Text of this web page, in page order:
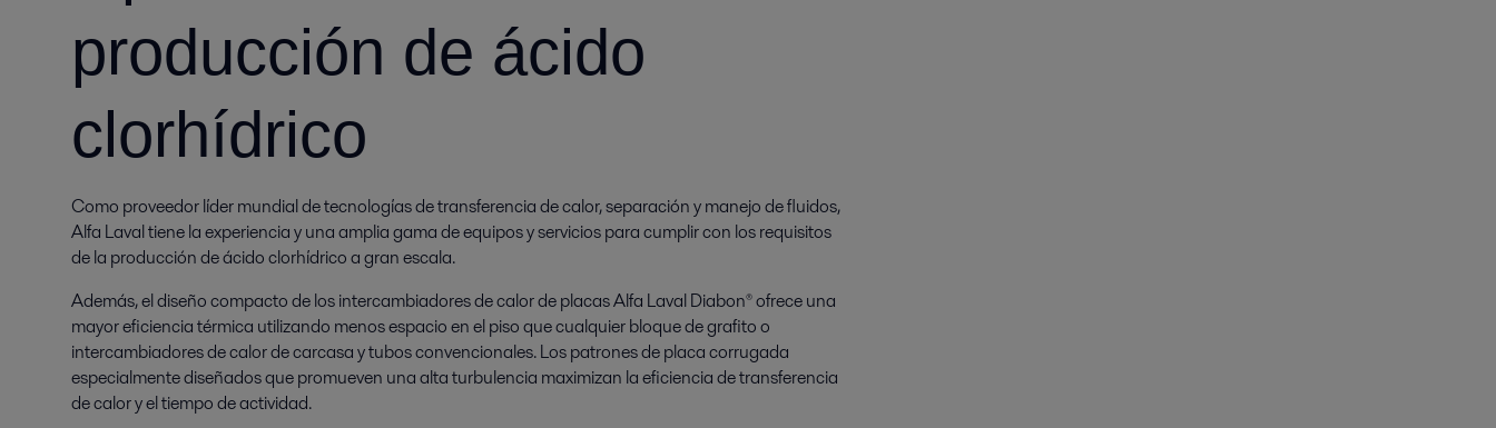
producción de ácido
clorhídrico
Como proveedor líder mundial de tecnologías de transferencia de calor, separación y manejo de fluidos,
Alfa Laval tiene la experiencia y una amplia gama de equipos y servicios para cumplir con los requisitos
de la producción de ácido clorhídrico a gran escala.
Además, el diseño compacto de los intercambiadores de calor de placas Alfa Laval Diabon® ofrece una
mayor eficiencia térmica utilizando menos espacio en el piso que cualquier bloque de grafito o
intercambiadores de calor de carcasa y tubos convencionales. Los patrones de placa corrugada
especialmente diseñados que promueven una alta turbulencia maximizan la eficiencia de transferencia
de calor y el tiempo de actividad.